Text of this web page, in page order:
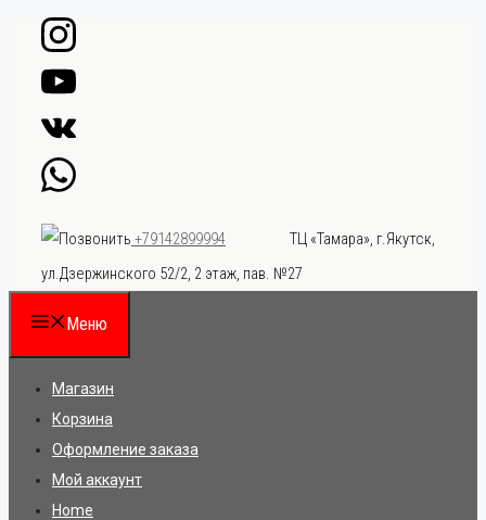
Перейти
содержимому
+79142899994
ТЦ «Тамара», г.Якутск,
ул.Дзержинского 52/2, 2 этаж, пав. №27
Меню
Магазин
Корзина
Оформление заказа
Мой аккаунт
Home